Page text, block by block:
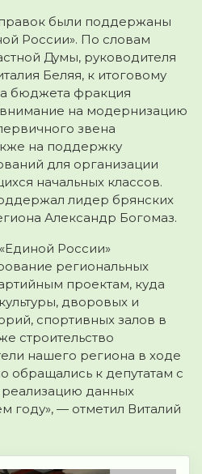
были поддержаны
России». По словам
Думы, руководителя
Беляя, к итоговому
бюджета фракция
на модернизацию
звена
на поддержку
для организации
начальных классов.
лидер брянских
Александр Богомаз.
России»
региональных
проектам, куда
дворовых и
спортивных залов в
строительство
нашего региона в ходе
обращались к депутатам с
данных
году», — отметил Виталий